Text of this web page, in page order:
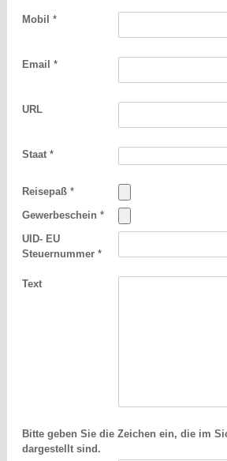
Mobil*
Email*
URL
Staat*
Reisepaß*
Gewerbeschein*
UID- EU
Steuernummer*
Text
Bitte geben Sie die Zeichen ein, die im
dargestellt sind.